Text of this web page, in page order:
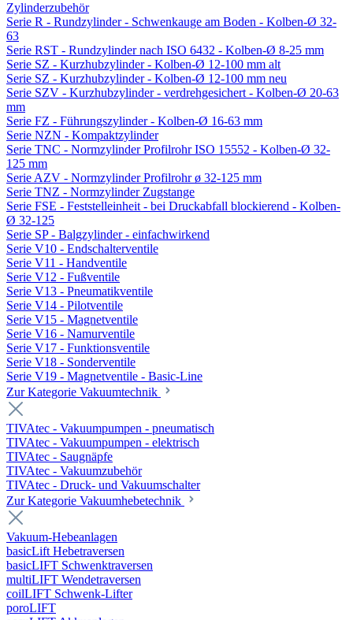
Zylinderzubehör
Serie R - Rundzylinder - Schwenkauge am Boden - Kolben-Ø 32-
63
Serie RST - Rundzylinder nach ISO 6432 - Kolben-Ø 8-25 mm
Serie SZ - Kurzhubzylinder - Kolben-Ø 12-100 mm alt
Serie SZ - Kurzhubzylinder - Kolben-Ø 12-100 mm neu
Serie SZV - Kurzhubzylinder - verdrehgesichert - Kolben-Ø 20-63
mm
Serie FZ - Führungszylinder - Kolben-Ø 16-63 mm
Serie NZN - Kompaktzylinder
Serie TNC - Normzylinder Profilrohr ISO 15552 - Kolben-Ø 32-
125 mm
Serie AZV - Normzylinder Profilrohr ø 32-125 mm
Serie TNZ - Normzylinder Zugstange
Serie FSE - Feststelleinheit - bei Druckabfall blockierend - Kolben-
Ø 32-125
Serie SP - Balgzylinder - einfachwirkend
Serie V10 - Endschalterventile
Serie V11 - Handventile
Serie V12 - Fußventile
Serie V13 - Pneumatikventile
Serie V14 - Pilotventile
Serie V15 - Magnetventile
Serie V16 - Namurventile
Serie V17 - Funktionsventile
Serie V18 - Sonderventile
Serie V19 - Magnetventile - Basic-Line
Zur Kategorie Vakuumtechnik
TIVAtec - Vakuumpumpen - pneumatisch
TIVAtec - Vakuumpumpen - elektrisch
TIVAtec - Saugnäpfe
TIVAtec - Vakuumzubehör
TIVAtec - Druck- und Vakuumschalter
Zur Kategorie Vakuumhebetechnik
Vakuum-Hebeanlagen
basicLift Hebetraversen
basicLIFT Schwenktraversen
multiLIFT Wendetraversen
coilLIFT Schwenk-Lifter
poroLIFT